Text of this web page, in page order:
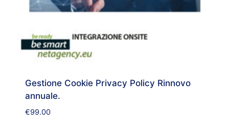
Gestione Cookie Privacy Policy Rinnovo
annuale.
€99.00